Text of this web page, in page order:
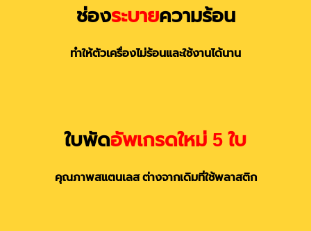
ช่องระบายความร้อน
ทำให้ตัวเครื่องไม่ร้อนและใช้งานได้นาน
ใบพัดอัพเกรดใหม่ 5 ใบ
คุณภาพสแตนเลส ต่างจากเดิมที่ใช้พลาสติก